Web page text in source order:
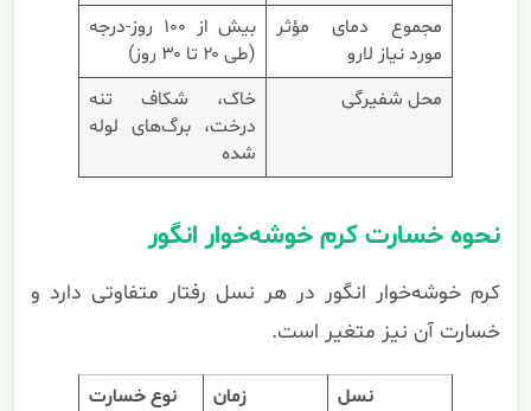
مجموع دمای مؤثر
مورد نیاز لارو
بیش از ۱۰۰ روز-درجه
(طی ۲۰ تا ۳۰ روز)
محل شفیرگی
خاک، شکاف تنه
درخت، برگ‌های لوله
شده
نحوه خسارت کرم خوشه‌خوار انگور
کرم خوشه‌خوار انگور در هر نسل رفتار متفاوتی دارد و
خسارت آن نیز متغیر است.
نسل زمان
نوع خسارت